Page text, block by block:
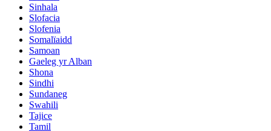
Sinhala
Slofacia
Slofenia
Somalïaidd
Samoan
Gaeleg yr Alban
Shona
Sindhi
Sundaneg
Swahili
Tajice
Tamil